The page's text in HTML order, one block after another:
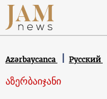
Azərbaycanca Русский
აზერბაიჯანი